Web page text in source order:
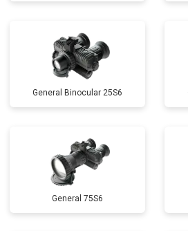
General Binocular 25S6
General 75S6